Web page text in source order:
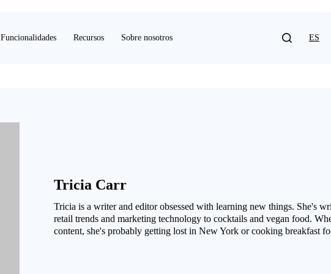
Funcionalidades Recursos Sobre nosotros ES
Tricia Carr
Tricia is a writer and editor obsessed with learning new things. She's
retail trends and marketing technology to cocktails and vegan food.
content, she's probably getting lost in New York or cooking breakfast